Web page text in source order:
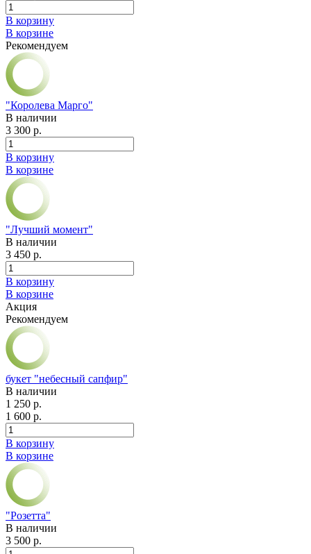
В корзину
В корзине
Рекомендуем
"Королева Марго"
В наличии
3 300 р.
В корзину
В корзине
"Лучший момент"
В наличии
3 450 р.
В корзину
В корзине
Акция
Рекомендуем
букет "небесный сапфир"
В наличии
1 250 р.
1 600 р.
В корзину
В корзине
"Розетта"
В наличии
3 500 р.